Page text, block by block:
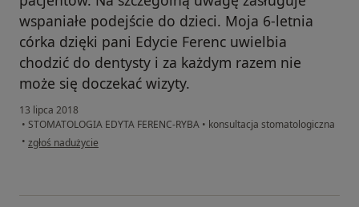
wspaniałe podejście do dzieci. Moja 6-letnia
córka dzięki pani Edycie Ferenc uwielbia
chodzić do dentysty i za każdym razem nie
może się doczekać wizyty.
13 lipca 2018
• STOMATOLOGIA EDYTA FERENC-RYBA • konsultacja stomatologiczna
• w opinii użytkownika Konto zostało usunięte
zgłoś nadużycie